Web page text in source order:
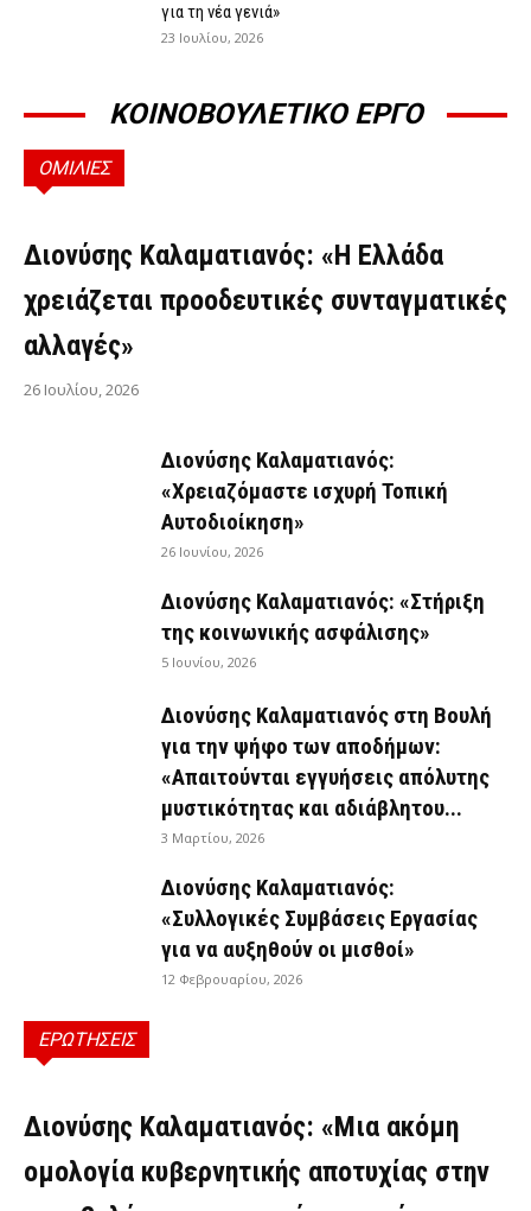
για τη νέα γενιά»
23 Ιουλίου, 2026
ΚΟΙΝΟΒΟΥΛΕΤΙΚΟ ΕΡΓΟ
ΟΜΙΛΙΕΣ
ΟΜΙΛΊΕΣ
Διονύσης Καλαματιανός: «Η Ελλάδα
χρειάζεται προοδευτικές συνταγματικές
αλλαγές»
26 Ιουλίου, 2026
Διονύσης Καλαματιανός:
«Χρειαζόμαστε ισχυρή Τοπική
Αυτοδιοίκηση»
26 Ιουνίου, 2026
Διονύσης Καλαματιανός: «Στήριξη
της κοινωνικής ασφάλισης»
5 Ιουνίου, 2026
Διονύσης Καλαματιανός στη Βουλή
για την ψήφο των αποδήμων:
«Απαιτούνται εγγυήσεις απόλυτης
μυστικότητας και αδιάβλητου...
3 Μαρτίου, 2026
Διονύσης Καλαματιανός:
«Συλλογικές Συμβάσεις Εργασίας
για να αυξηθούν οι μισθοί»
12 Φεβρουαρίου, 2026
ΕΡΩΤΗΣΕΙΣ
ΕΡΩΤΉΣΕΙΣ
Διονύσης Καλαματιανός: «Μια ακόμη
ομολογία κυβερνητικής αποτυχίας στην